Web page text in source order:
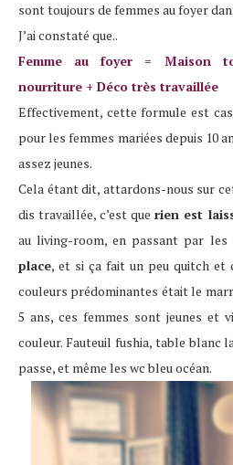
sont toujours de femmes au foyer
J’ai constaté que..
Femme au foyer = Maison
nourriture + Déco très travaillée
Effectivement, cette formule est
pour les femmes mariées depuis 10
assez jeunes.
Cela étant dit, attardons-nous sur
dis travaillée, c’est querien est
au living-room, en passant par
place, et si ça fait un peu quitch et
couleurs prédominantes était le
5 ans, ces femmes sont jeunes et
couleur. Fauteuil fushia, table blanc
passe, et même les wc bleu océan.